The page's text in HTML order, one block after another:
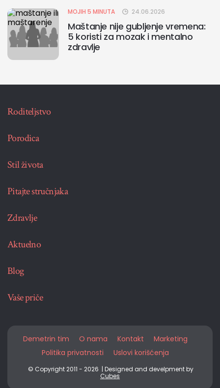
MOJIH 5 MINUTA 24.06.2026
Maštanje nije gubljenje vremena:
5 koristi za mozak i mentalno
zdravlje
Roditeljstvo
Porodica
Stil života
Pitajte stručnjaka
Zdravlje
Aktuelno
Blog
Vaše priče
Demetrin tim O nama Kontakt
Marketing
Politika privatnosti
Uslovi korišćenja
© Copyright 2011 - 2026 | Designed and develpment by
Cubes